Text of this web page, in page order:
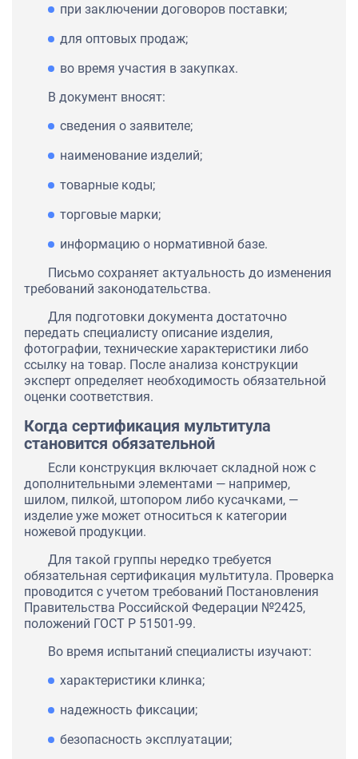
при заключении договоров поставки;
для оптовых продаж;
во время участия в закупках.
В документ вносят:
сведения о заявителе;
наименование изделий;
товарные коды;
торговые марки;
информацию о нормативной базе.
Письмо сохраняет актуальность до изменения
требований законодательства.
Для подготовки документа достаточно
передать специалисту описание изделия,
фотографии, технические характеристики либо
ссылку на товар. После анализа конструкции
эксперт определяет необходимость обязательной
оценки соответствия.
Когда сертификация мультитула
становится обязательной
Если конструкция включает складной нож с
дополнительными элементами — например,
шилом, пилкой, штопором либо кусачками, —
изделие уже может относиться к категории
ножевой продукции.
Для такой группы нередко требуется
обязательная сертификация мультитула. Проверка
проводится с учетом требований Постановления
Правительства Российской Федерации №2425,
положений ГОСТ Р 51501-99.
Во время испытаний специалисты изучают:
характеристики клинка;
надежность фиксации;
безопасность эксплуатации;